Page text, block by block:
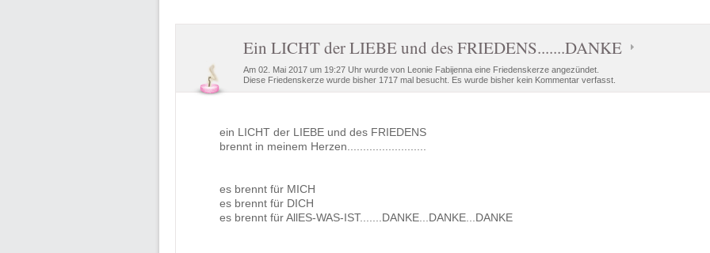
Ein LICHT der LIEBE und des FRIEDENS.......DANKE
Am 02. Mai 2017 um 19:27 Uhr wurde von Leonie Fabijenna eine Friedenskerze angezündet.
Diese Friedenskerze wurde bisher 1717 mal besucht. Es wurde bisher kein Kommentar verfasst.
ein LICHT der LIEBE und des FRIEDENS
brennt in meinem Herzen.........................
es brennt für MICH
es brennt für DICH
es brennt für AllES-WAS-IST.......DANKE...DANKE...DANKE